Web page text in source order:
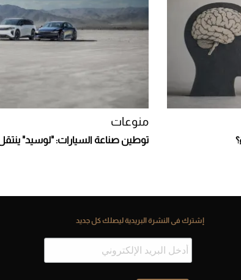
منوعات
توطين صناعة السيارات: "لوسيد" ينتقل
إشترك فى النشرة البريدية ليصلك كل جديد